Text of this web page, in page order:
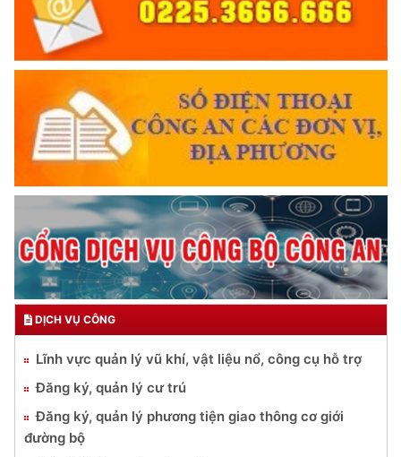
DỊCH VỤ CÔNG
Lĩnh vực quản lý vũ khí, vật liệu nổ, công cụ hỗ trợ
Đăng ký, quản lý cư trú
Đăng ký, quản lý phương tiện giao thông cơ giới
đường bộ